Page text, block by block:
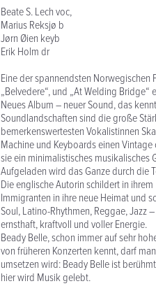
Beate S. Lech voc,
Marius Reksjø b
Jørn Øien keyb
Erik Holm dr
Eine der spannendsten Norwegischen
„Belvedere“, und „At Welding
Neues Album – neuer Sound, das
Soundlandschaften sind die große
bemerkenswertesten Vokalistinnen
Machine und Keyboards einen
sie ein minimalistisches musikalisches
Aufgeladen wird das Ganze durch die
Die englische Autorin schildert in
Immigranten in ihre neue Heimat und
Soul, Latino-Rhythmen, Reggae, Jazz
ernsthaft, kraftvoll und voller Energie.
Beady Belle, schon immer auf sehr
von früheren Konzerten kennt, darf
umsetzen wird: Beady Belle ist
hier wird Musik gelebt.